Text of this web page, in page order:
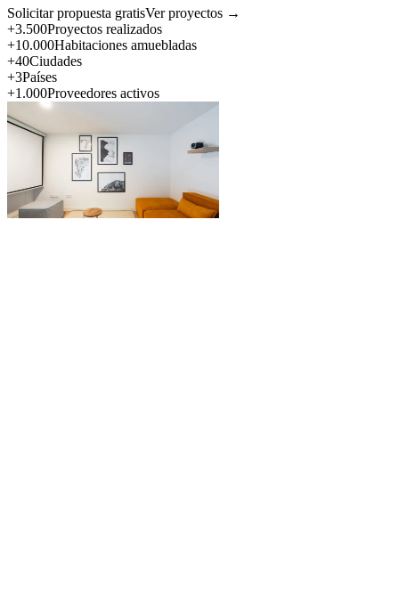
Solicitar propuesta gratisVer proyectos →
+3.500Proyectos realizados
+10.000Habitaciones amuebladas
+40Ciudades
+3Países
+1.000Proveedores activos